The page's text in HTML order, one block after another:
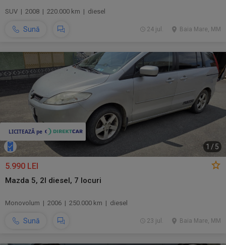
SUV | 2008 | 220.000 km | diesel
Sună Baia Mare, MM
24 jul.
1 / 5
5.990 LEI
Mazda 5, 2l diesel, 7 locuri
Monovolum | 2006 | 250.000 km | diesel
Sună Baia Mare, MM
23 jul.